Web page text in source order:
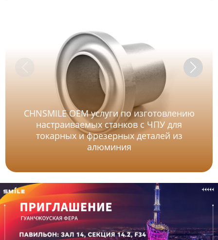
CHNSMILE OEM услуги по изготовлению
настраиваемых станков с ЧПУ для
токарных и фрезерных деталей из
алюминия